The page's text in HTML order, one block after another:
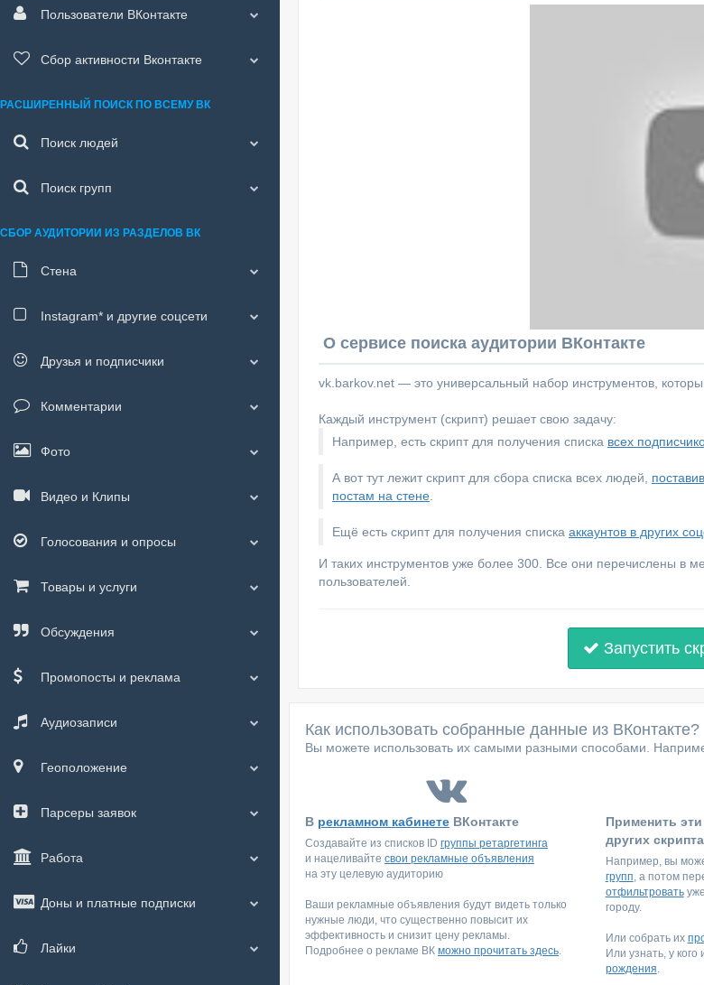
О сервисе поиска аудитории ВКонтакте
vk.barkov.net — это универсальный набор инструментов,
Каждый инструмент (скрипт) решает свою задачу:
Например, есть скрипт для получения списка всех
А вот тут лежит скрипт для сбора списка всех людей,
постам на стене
Ещё есть скрипт для получения списка аккаунтов в других
И таких инструментов уже более 300. Все они перечислены в
пользователей.
Запустить
Как использовать собранные данные из ВКонтакте?
Вы можете использовать их самыми разными способами.
В рекламном кабинете ВКонтакте
Создавайте из списков ID группы ретаргетинга
и нацеливайте свои рекламные объявления
на эту целевую аудиторию
Ваши рекламные объявления будут видеть только
нужные люди, что существенно повысит их
эффективность и снизит цену рекламы.
Подробнее о рекламе ВК можно прочитать здесь.
Применить
других
Например, вы
групп, а потом
отфильтровать
городу.
Или собрать их
Или узнать, у кого
рождения.
Пользователи ВКонтакте
Сбор активности Вконтакте
РАСШИРЕННЫЙ ПОИСК ПО ВСЕМУ ВК
Поиск людей
Поиск групп
СБОР АУДИТОРИИ ИЗ РАЗДЕЛОВ ВК
Стена
Instagram* и другие соцсети
Друзья и подписчики
Комментарии
Фото
Видео и Клипы
Голосования и опросы
Товары и услуги
Обсуждения
Промопосты и реклама
Аудиозаписи
Геоположение
Парсеры заявок
Работа
Доны и платные подписки
Лайки